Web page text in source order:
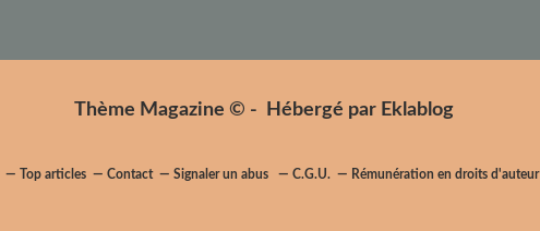
Thème Magazine © - Hébergé par Eklablog
Top articles Contact Signaler un abus C.G.U. Rémunération en droits d'auteur